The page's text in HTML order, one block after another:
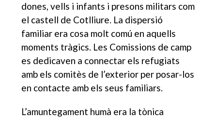
dones, vells i infants i presons militars com
el castell de Cotlliure. La dispersió
familiar era cosa molt comú en aquells
moments tràgics. Les Comissions de camp
es dedicaven a connectar els refugiats
amb els comitès de l’exterior per posar-los
en contacte amb els seus familiars.
L’amuntegament humà era la tònica